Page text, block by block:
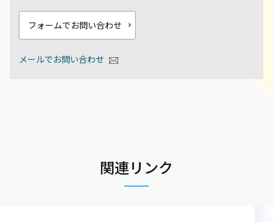
フォームでお問い合わせ
メールでお問い合わせ
関連リンク